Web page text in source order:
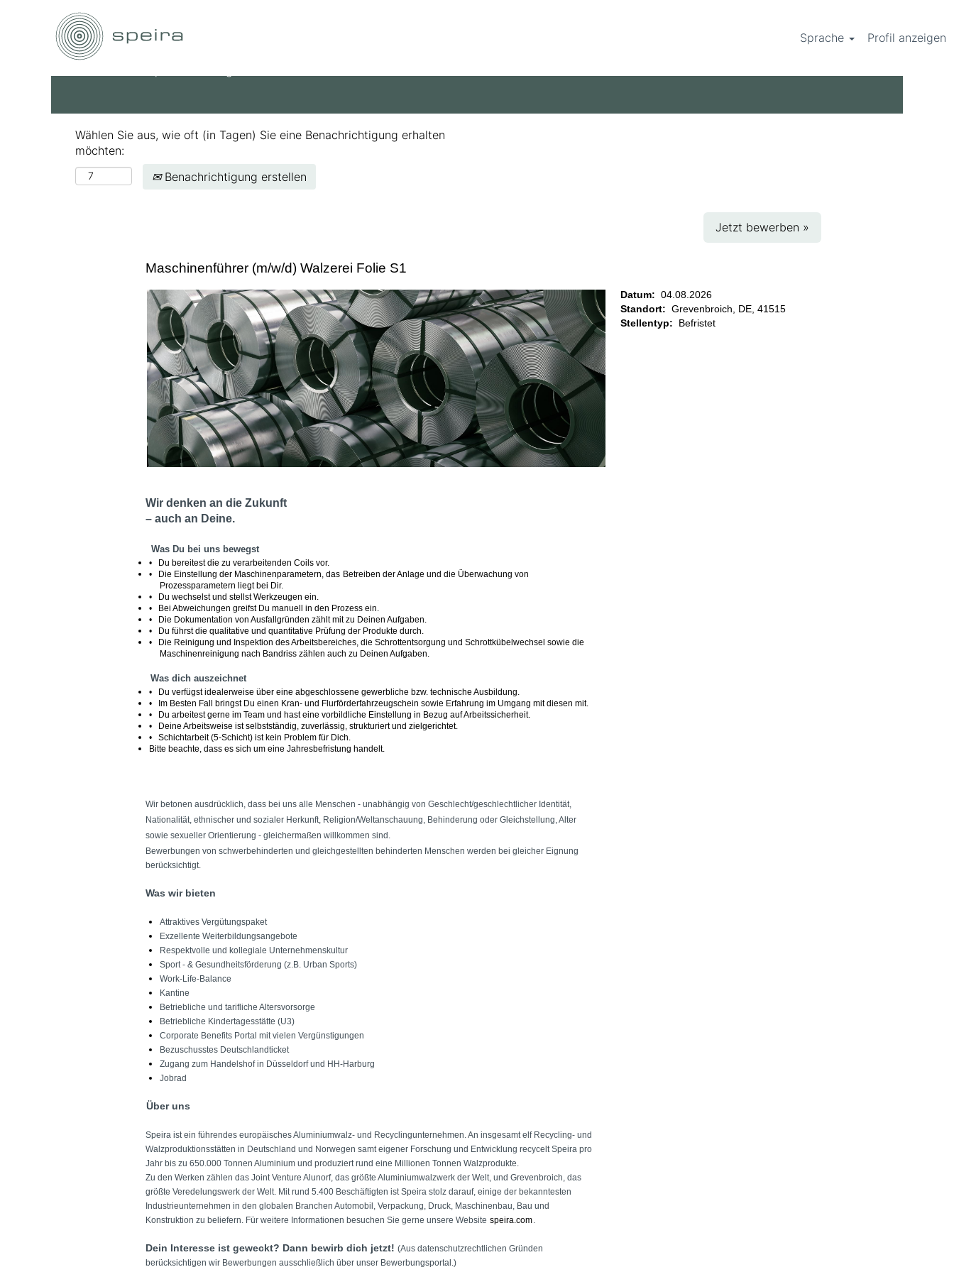
Sprache Profil anzeigen
Nach Stichwort suchen
Wählen Sie aus, wie oft (in Tagen) Sie eine Benachrichtigung erhalten
möchten:
Benachrichtigung erstellen
Jetzt bewerben »
Maschinenführer (m/w/d) Walzerei Folie S1
Wir denken an die Zukunft
– auch an Deine.
Was Du bei uns bewegst
• Du bereitest die zu verarbeitenden Coils vor.
• Die Einstellung der Maschinenparametern, das Betreiben der Anlage und die Überwachung von
Prozessparametern liegt bei Dir.
• Du wechselst und stellst Werkzeugen ein.
• Bei Abweichungen greifst Du manuell in den Prozess ein.
• Die Dokumentation von Ausfallgründen zählt mit zu Deinen Aufgaben.
• Du führst die qualitative und quantitative Prüfung der Produkte durch.
• Die Reinigung und Inspektion des Arbeitsbereiches, die Schrottentsorgung und Schrottkübelwechsel sowie die
Maschinenreinigung nach Bandriss zählen auch zu Deinen Aufgaben.
Was dich auszeichnet
• Du verfügst idealerweise über eine abgeschlossene gewerbliche bzw. technische Ausbildung.
• Im Besten Fall bringst Du einen Kran- und Flurförderfahrzeugschein sowie Erfahrung im Umgang mit diesen mit.
• Du arbeitest gerne im Team und hast eine vorbildliche Einstellung in Bezug auf Arbeitssicherheit.
• Deine Arbeitsweise ist selbstständig, zuverlässig, strukturiert und zielgerichtet.
• Schichtarbeit (5-Schicht) ist kein Problem für Dich.
Bitte beachte, dass es sich um eine Jahresbefristung handelt.
Wir betonen ausdrücklich, dass bei uns alle Menschen - unabhängig von Geschlecht/geschlechtlicher Identität,
Nationalität, ethnischer und sozialer Herkunft, Religion/Weltanschauung, Behinderung oder Gleichstellung, Alter
sowie sexueller Orientierung - gleichermaßen willkommen sind.
Bewerbungen von schwerbehinderten und gleichgestellten behinderten Menschen werden bei gleicher Eignung
berücksichtigt.
Was wir bieten
Attraktives Vergütungspaket
Exzellente Weiterbildungsangebote
Respektvolle und kollegiale Unternehmenskultur
Sport - & Gesundheitsförderung (z.B. Urban Sports)
Work-Life-Balance
Kantine
Betriebliche und tarifliche Altersvorsorge
Betriebliche Kindertagesstätte (U3)
Corporate Benefits Portal mit vielen Vergünstigungen
Bezuschusstes Deutschlandticket
Zugang zum Handelshof in Düsseldorf und HH-Harburg
Jobrad
Über uns
Speira ist ein führendes europäisches Aluminiumwalz- und Recyclingunternehmen. An insgesamt elf Recycling- und
Walzproduktionsstätten in Deutschland und Norwegen samt eigener Forschung und Entwicklung recycelt Speira pro
Jahr bis zu 650.000 Tonnen Aluminium und produziert rund eine Millionen Tonnen Walzprodukte.
Zu den Werken zählen das Joint Venture Alunorf, das größte Aluminiumwalzwerk der Welt, und Grevenbroich, das
größte Veredelungswerk der Welt. Mit rund 5.400 Beschäftigten ist Speira stolz darauf, einige der bekanntesten
Industrieunternehmen in den globalen Branchen Automobil, Verpackung, Druck, Maschinenbau, Bau und
Konstruktion zu beliefern. Für weitere Informationen besuchen Sie gerne unsere Website speira.com.
Dein Interesse ist geweckt? Dann bewirb dich jetzt! (Aus datenschutzrechtlichen Gründen
berücksichtigen wir Bewerbungen ausschließlich über unser Bewerbungsportal.)
Datum:04.08.2026
Standort:Grevenbroich, DE, 41515
Stellentyp: Befristet